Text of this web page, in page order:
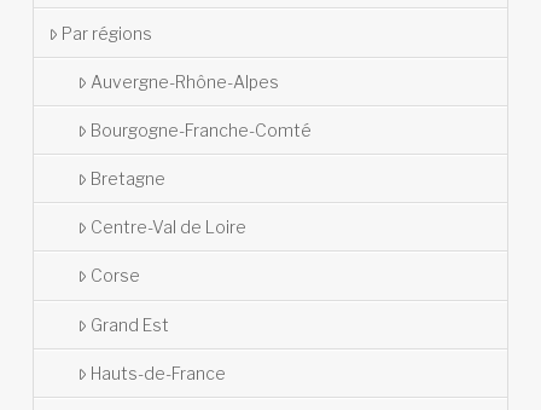
Par régions
Auvergne-Rhône-Alpes
Bourgogne-Franche-Comté
Bretagne
Centre-Val de Loire
Corse
Grand Est
Hauts-de-France